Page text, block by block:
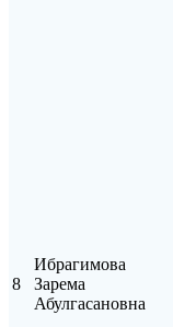
8
Ибрагимова
Зарема
Абулгасановна